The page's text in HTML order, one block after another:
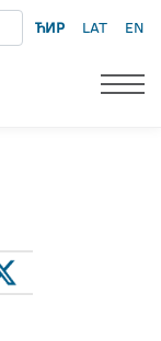
ЋИР LAT EN